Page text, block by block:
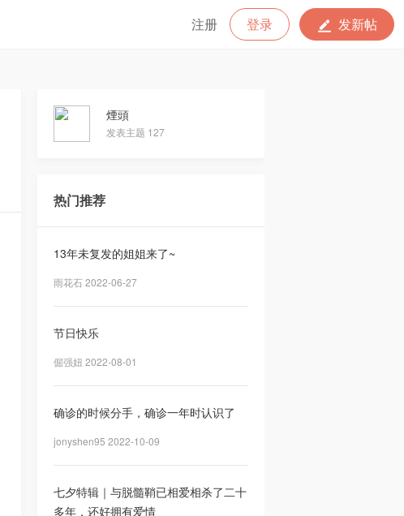
发新帖
注册 登录
煙頭
发表主题 127
热门推荐
13年未复发的姐姐来了~
雨花石 2022-06-27
节日快乐
倔强妞 2022-08-01
确诊的时候分手，确诊一年时认识了
jonyshen95 2022-10-09
七夕特辑｜与脱髓鞘已相爱相杀了二十
多年，还好拥有爱情